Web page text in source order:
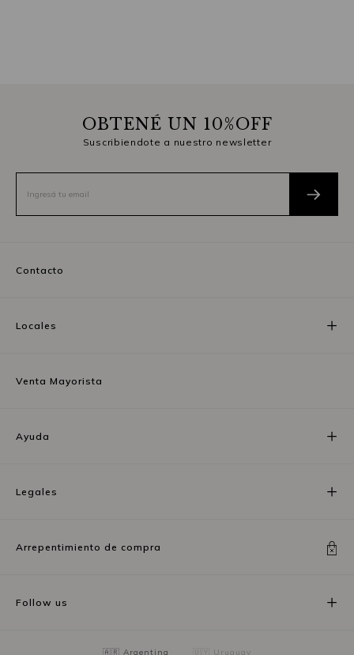
OBTENÉ UN 10%OFF
Suscribiendote a nuestro newsletter
Contacto
Locales
Venta Mayorista
Ayuda
Legales
Arrepentimiento de compra
Follow us
🇦🇷 Argentina 🇺🇾 Uruguay